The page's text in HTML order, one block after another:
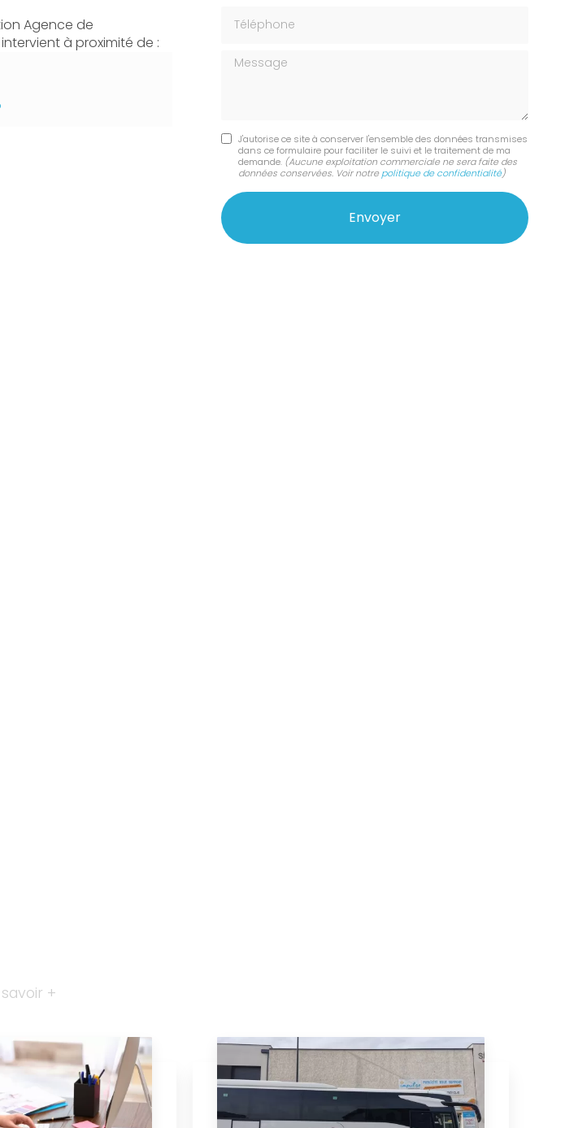
Agence de
à proximité de :
Message
J'autorise ce site à conserver l'ensemble des données transmises
dans ce formulaire pour faciliter le suivi et le traitement de ma
demande. (Aucune exploitation commerciale ne sera faite des
données conservées. Voir notre politique de confidentialité)
savoir +